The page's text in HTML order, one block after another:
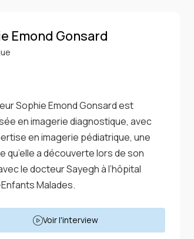
Emond Gonsard
Sophie Emond Gonsard est
en imagerie diagnostique, avec
en imagerie pédiatrique, une
qu’elle a découverte lors de son
le docteur Sayegh à l’hôpital
Malades.
Voir l'interview